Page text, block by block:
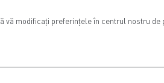
modificați preferințele în centrul nostru